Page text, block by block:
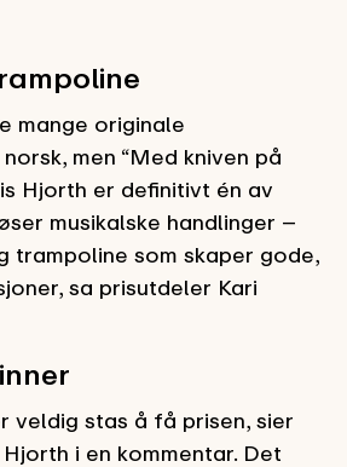
mange originale
men “Med kniven på
Hjorth er definitivt én av
musikalske handlinger –
trampoline som skaper gode,
sa prisutdeler Kari
veldig stas å få prisen, sier
i en kommentar. Det